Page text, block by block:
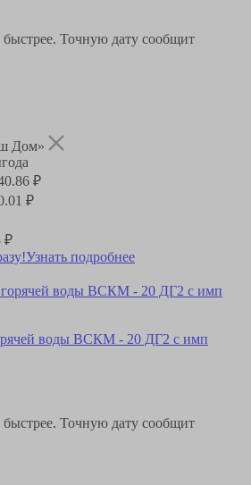
быстрее. Точную дату сообщит
Дом»
₽
₽
₽
Узнать подробнее
воды ВСКМ - 20 ДГ2 с имп
быстрее. Точную дату сообщит